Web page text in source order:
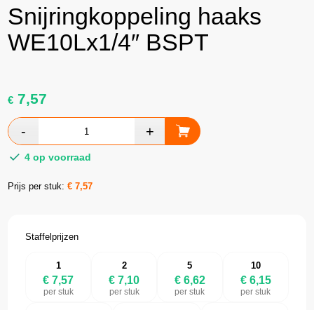
Snijringkoppeling haaks
WE10Lx1/4″ BSPT
€ 7,57
4 op voorraad
Prijs per stuk:€7,57
Staffelprijzen
1
€ 7,57
per stuk
2
€ 7,10
per stuk
5
€ 6,62
per stuk
10
€ 6,15
per stuk